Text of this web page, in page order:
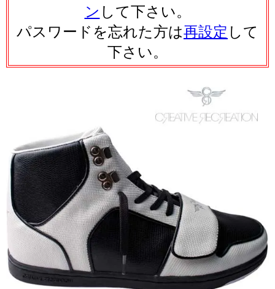
ン して下さい。
パスワードを忘れた方は再設定 して
下さい。